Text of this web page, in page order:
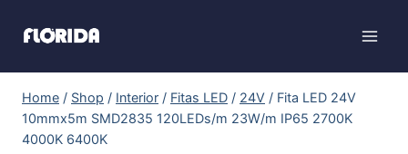
Home / Shop / Interior / Fitas LED / 24V / Fita LED 24V
10mmx5m SMD2835 120LEDs/m 23W/m IP65 2700K
4000K 6400K